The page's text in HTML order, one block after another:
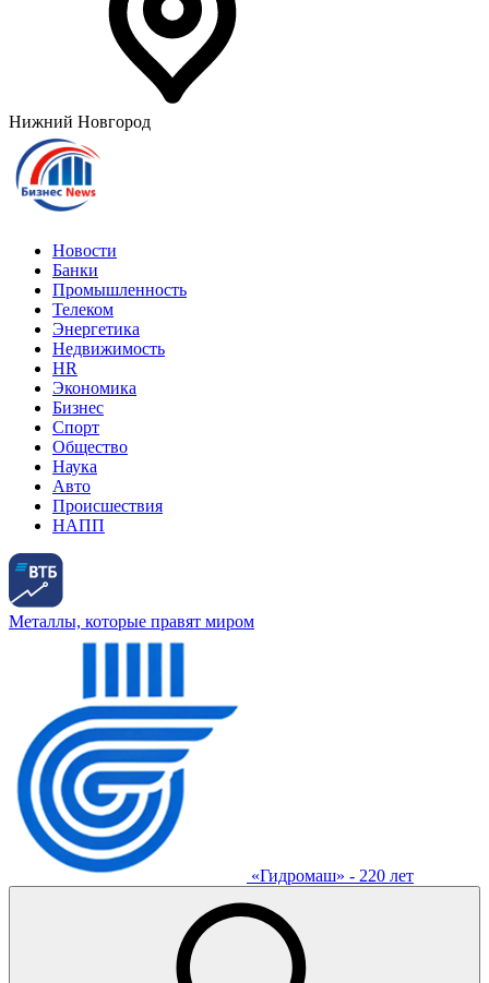
Нижний Новгород
Новости
Банки
Промышленность
Телеком
Энергетика
Недвижимость
HR
Экономика
Бизнес
Спорт
Общество
Наука
Авто
Происшествия
НАПП
Металлы, которые правят миром
«Гидромаш» - 220 лет